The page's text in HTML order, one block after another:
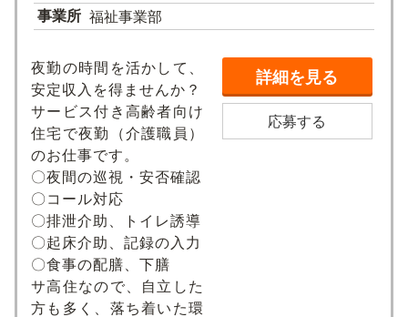
事業所 福祉事業部
夜勤の時間を活かして、
安定収入を得ませんか？
サービス付き高齢者向け
住宅で夜勤（介護職員）
のお仕事です。
〇夜間の巡視・安否確認
〇コール対応
〇排泄介助、トイレ誘導
〇起床介助、記録の入力
〇食事の配膳、下膳
サ高住なので、自立した
方も多く、落ち着いた環
詳細を見る
応募する